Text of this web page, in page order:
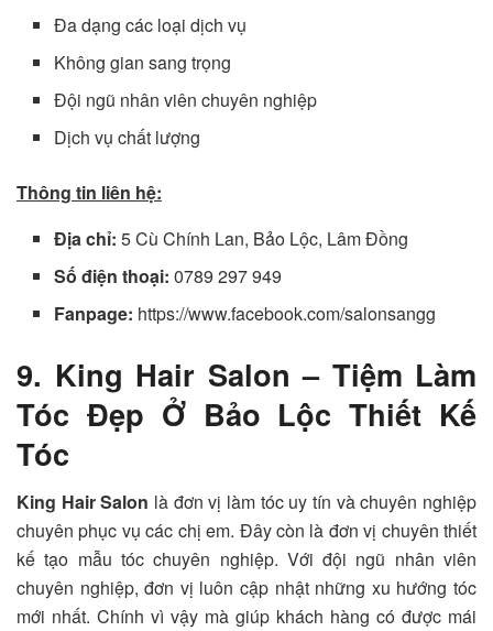
Đa dạng các loại dịch vụ
Không gian sang trọng
Đội ngũ nhân viên chuyên nghiệp
Dịch vụ chất lượng
Thông tin liên hệ:
Địa chỉ:5 Cù Chính Lan, Bảo Lộc, Lâm Đồng
Số điện thoại:0789 297 949
Fanpage: https://www.facebook.com/salonsangg
9. King Hair Salon – Tiệm Làm
Tóc Đẹp Ở Bảo Lộc Thiết Kế
Tóc
King Hair Salon là đơn vị làm tóc uy tín và chuyên nghiệp
chuyên phục vụ các chị em. Đây còn là đơn vị chuyên thiết
kế tạo mẫu tóc chuyên nghiệp. Với đội ngũ nhân viên
chuyên nghiệp, đơn vị luôn cập nhật những xu hướng tóc
mới nhất. Chính vì vậy mà giúp khách hàng có được mái